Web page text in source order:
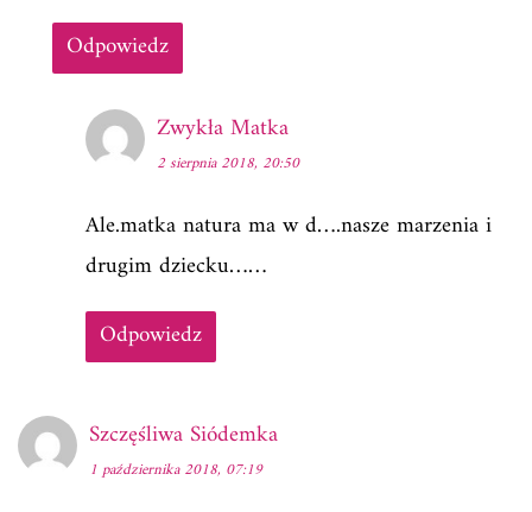
Odpowiedz
Zwykła Matka
2 sierpnia 2018, 20:50
Ale.matka natura ma w d….nasze marzenia i
drugim dziecku……
Odpowiedz
Szczęśliwa Siódemka
1 października 2018, 07:19